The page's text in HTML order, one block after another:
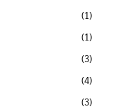
(1)
(1)
(3)
(4)
(3)